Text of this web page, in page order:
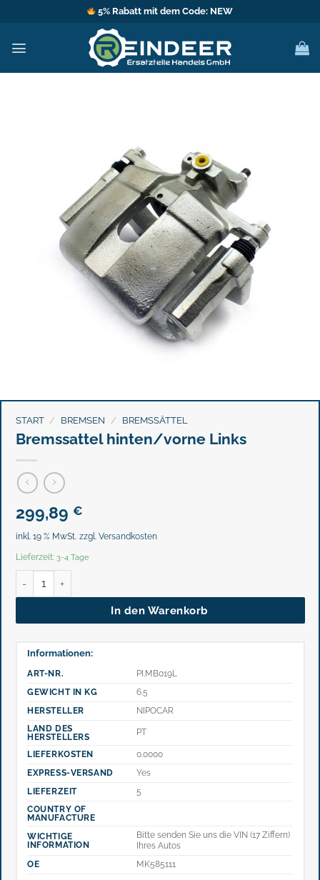
springen
5% Rabatt mit dem Code: NEW
START / BREMSEN / BREMSSÄTTEL
Bremssattel hinten/vorne Links
299,89 €
inkl. 19 % MwSt. zzgl. Versandkosten
Lieferzeit: 3-4 Tage
In den Warenkorb
Informationen:
ART-NR.
PI.MB019L
GEWICHT IN KG
6.5
HERSTELLER
NIPOCAR
LAND DES
HERSTELLERS
PT
LIEFERKOSTEN
0.0000
EXPRESS-VERSAND
Yes
LIEFERZEIT
5
COUNTRY OF
MANUFACTURE
WICHTIGE
INFORMATION
Bitte senden Sie uns die VIN (17 Ziffern)
Ihres Autos
OE
MK585111